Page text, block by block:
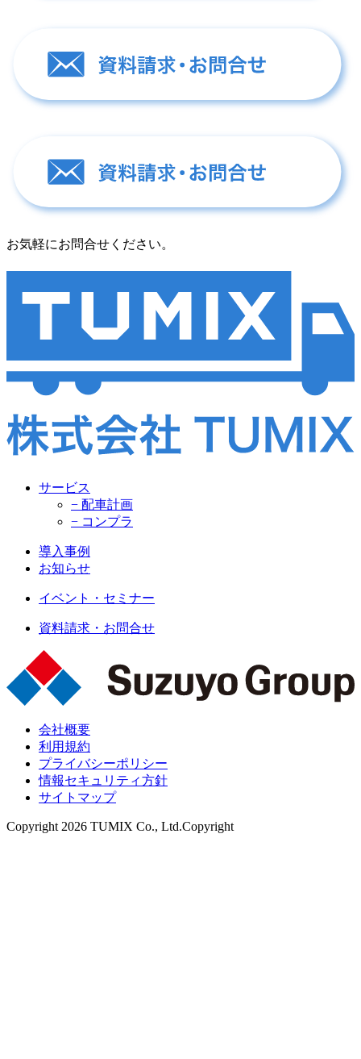
お気軽にお問合せください。
サービス
− 配車計画
− コンプラ
導入事例
お知らせ
イベント・セミナー
資料請求・お問合せ
会社概要
利用規約
プライバシーポリシー
情報セキュリティ方針
サイトマップ
Copyright 2026 TUMIX Co., Ltd.Copyright